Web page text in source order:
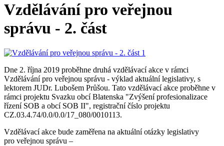
Vzdělávání pro veřejnou
správu - 2. část
Dne 2. října 2019 proběhne druhá vzdělávací akce v rámci
Vzdělávání pro veřejnou správu - výklad aktuální legislativy, s
lektorem JUDr. Lubošem Průšou. Tato vzdělávací akce proběhne v
rámci projektu Svazku obcí Blatenska "Zvýšení profesionalizace
řízení SOB a obcí SOB II", registrační číslo projektu
CZ.03.4.74/0.0/0.0/17_080/0010113.
Vzdělávací akce bude zaměřena na aktuální otázky legislativy
pro veřejnou správu –